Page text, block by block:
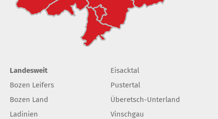
Landesweit
Bozen Leifers
Bozen Land
Ladinien
Eisacktal
Pustertal
Überetsch-Unterland
Vinschgau